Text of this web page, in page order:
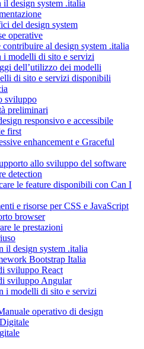
il design system .italia
del design system
operative
al design system .italia
i modelli di sito e servizi
dell’utilizzo dei modelli
di sito e servizi disponibili
sviluppo
preliminari
responsivo e accessibile
first
enhancement e Graceful
allo sviluppo del software
detection
le feature disponibili con Can I
e risorse per CSS e JavaScript
browser
le prestazioni
il design system .italia
Bootstrap Italia
sviluppo React
sviluppo Angular
i modelli di sito e servizi
operativo di design